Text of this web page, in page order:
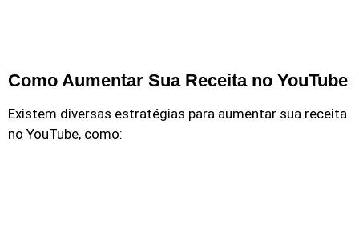
Como Aumentar Sua Receita no YouTube
Existem diversas estratégias para aumentar sua receita
no YouTube, como: